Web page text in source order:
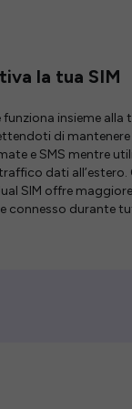
la tua SIM
funziona insieme alla
di
e SMS mentre
dati all’estero.
SIM offre
connesso durante